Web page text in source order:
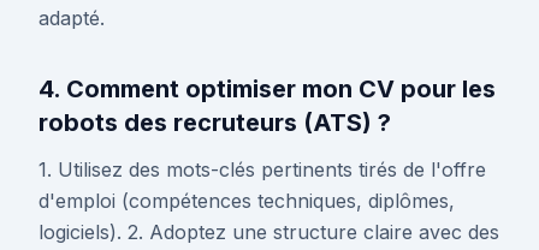
adapté.
4. Comment optimiser mon CV pour les
robots des recruteurs (ATS) ?
1. Utilisez des mots-clés pertinents tirés de l'offre
d'emploi (compétences techniques, diplômes,
logiciels). 2. Adoptez une structure claire avec des